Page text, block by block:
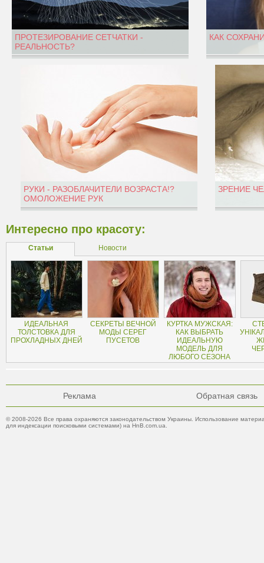
ПРОТЕЗИРОВАНИЕ СЕТЧАТКИ -
РЕАЛЬНОСТЬ?
КАК
РУКИ - РАЗОБЛАЧИТЕЛИ ВОЗРАСТА!?
ОМОЛОЖЕНИЕ РУК
ЗРЕНИЕ
Интересно про красоту:
Статьи Новости
ИДЕАЛЬНАЯ
ТОЛСТОВКА ДЛЯ
ПРОХЛАДНЫХ ДНЕЙ
СЕКРЕТЫ ВЕЧНОЙ
МОДЫ СЕРЕГ
ПУСЕТОВ
КУРТКА МУЖСКАЯ:
КАК ВЫБРАТЬ
ИДЕАЛЬНУЮ
МОДЕЛЬ ДЛЯ
ЛЮБОГО СЕЗОНА
Реклама Обратная связь
© 2008-2026 Все права охраняются законодательством Украины. Использование
для индексации поисковыми системами) на HnB.com.ua.